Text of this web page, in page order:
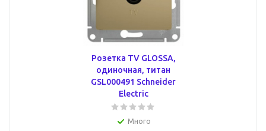
Розетка TV GLOSSA,
одиночная, титан
GSL000491 Schneider
Electric
Много